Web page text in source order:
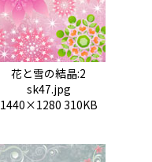
花と雪の結晶:2
sk47.jpg
1440×1280 310KB